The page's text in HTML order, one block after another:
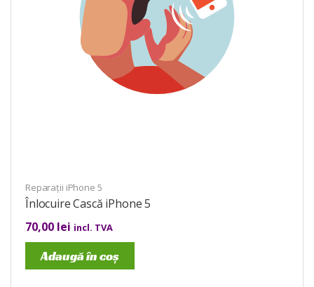
Reparații iPhone 5
Înlocuire Cască iPhone 5
70,00 lei incl. TVA
Adaugă în coș